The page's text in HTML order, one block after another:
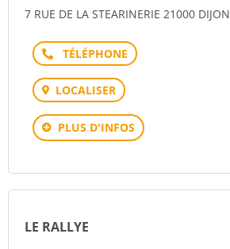
7 RUE DE LA STEARINERIE 21000 DIJON
Téléphone
LOCALISER
PLUS D'INFOS
LE RALLYE